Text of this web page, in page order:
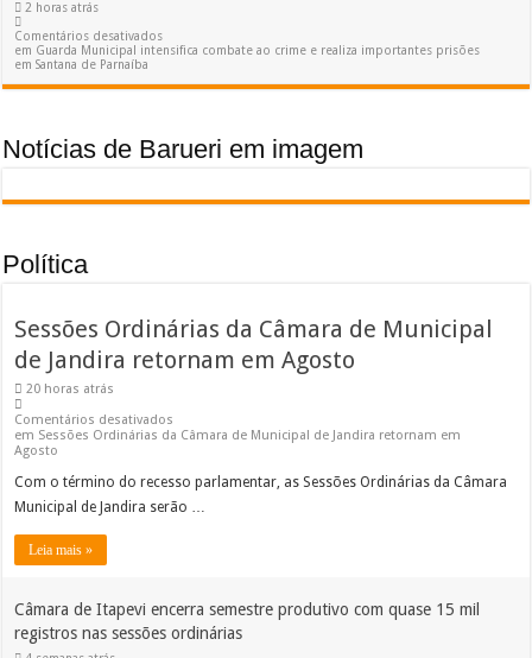
2 horas atrás
Comentários desativados
em Guarda Municipal intensifica combate ao crime e realiza importantes prisões
em Santana de Parnaíba
Notícias de Barueri em imagem
Política
Sessões Ordinárias da Câmara de Municipal
de Jandira retornam em Agosto
20 horas atrás
Comentários desativados
em Sessões Ordinárias da Câmara de Municipal de Jandira retornam em
Agosto
Com o término do recesso parlamentar, as Sessões Ordinárias da Câmara
Municipal de Jandira serão …
Leia mais »
Câmara de Itapevi encerra semestre produtivo com quase 15 mil
registros nas sessões ordinárias